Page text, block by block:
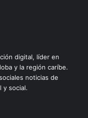
digital, líder en
y la región caríbe.
noticias de
y social.